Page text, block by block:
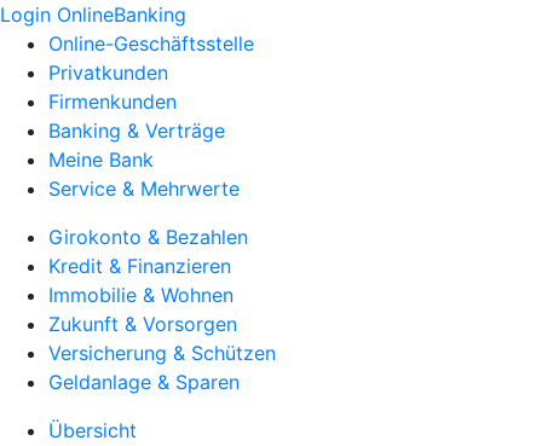
Login OnlineBanking
Online-Geschäftsstelle
Privatkunden
Firmenkunden
Banking & Verträge
Meine Bank
Service & Mehrwerte
Girokonto & Bezahlen
Kredit & Finanzieren
Immobilie & Wohnen
Zukunft & Vorsorgen
Versicherung & Schützen
Geldanlage & Sparen
Übersicht